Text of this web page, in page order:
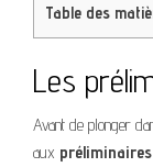
Table des
Les
Avant de plonger
aux préliminaires